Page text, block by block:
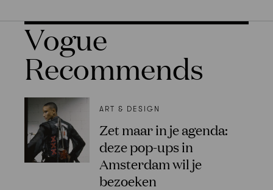
Vogue
Recommends
ART & DESIGN
Zet maar in je agenda:
deze pop-ups in
Amsterdam wil je
bezoeken